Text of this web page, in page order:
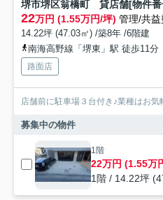
堺市堺区翁橋町 貸店舗[物件番
22万円 (1.55万円/坪) 管理/共益
14.22坪 (47.03㎡) /築8年 /6階建
南海高野線「堺東」駅 徒歩11分
路面店
店舗前に駐車場３台付き♪業種はお
募集中の物件
1階
22万円 (1.55万
1階 / 14.22坪